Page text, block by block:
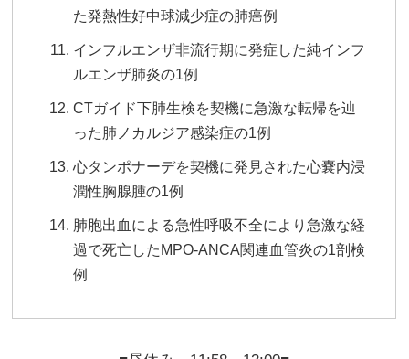
た発熱性好中球減少症の肺癌例
インフルエンザ非流行期に発症した純インフ
ルエンザ肺炎の1例
CTガイド下肺生検を契機に急激な転帰を辿
った肺ノカルジア感染症の1例
心タンポナーデを契機に発見された心嚢内浸
潤性胸腺腫の1例
肺胞出血による急性呼吸不全により急激な経
過で死亡したMPO-ANCA関連血管炎の1剖検
例